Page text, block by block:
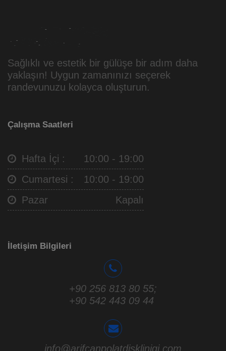
Sağlıklı ve estetik bir gülüşe bir adım daha
yaklaşın! Uygun zamanınızı seçerek
randevunuzu kolayca oluşturun.
Çalışma Saatleri
Hafta İçi :
10:00 - 19:00
Cumartesi :
10:00 - 19:00
Pazar
Kapalı
İletişim Bilgileri
+90 256 813 80 55;
+90 542 443 09 44
info@arifcanpolatdisklinigi.com